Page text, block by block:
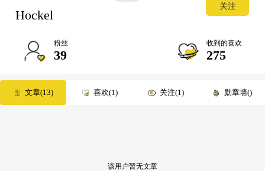
Hockel
关注
粉丝
39
收到的喜欢
275
文章 13 喜欢 1 关注 1 勋章墙
该用户暂无文章